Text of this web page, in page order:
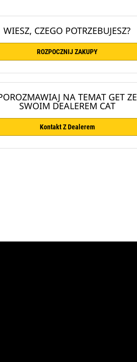
WIESZ, CZEGO POTRZEBUJESZ?
ROZPOCZNIJ ZAKUPY
NA TEMAT GET ZE
SWOIM DEALEREM CAT
Kontakt Z Dealerem